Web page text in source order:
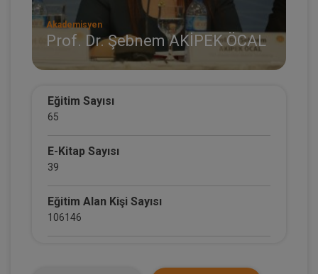
Akademisyen
Prof. Dr. Şebnem AKİPEK ÖCAL
Eğitim Sayısı
65
E-Kitap Sayısı
39
Eğitim Alan Kişi Sayısı
106146